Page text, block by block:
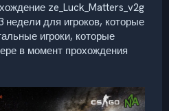
ze_Luck_Matters_v2g
недели для игроков, которые
игроки, которые
в момент прохождения